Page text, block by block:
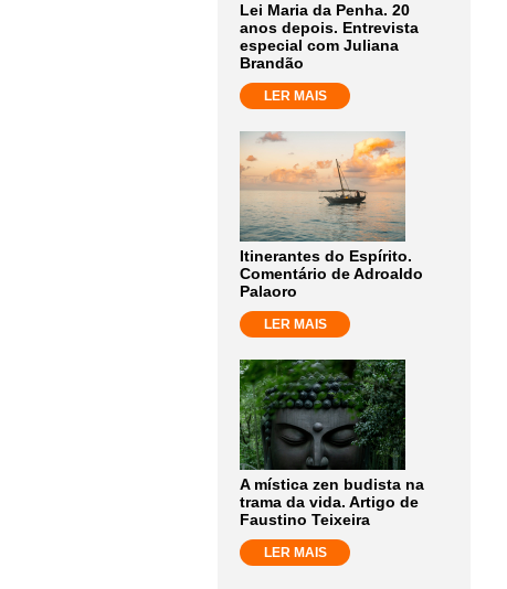
Lei Maria da Penha. 20
anos depois. Entrevista
especial com Juliana
Brandão
LER MAIS
Itinerantes do Espírito.
Comentário de Adroaldo
Palaoro
LER MAIS
A mística zen budista na
trama da vida. Artigo de
Faustino Teixeira
LER MAIS